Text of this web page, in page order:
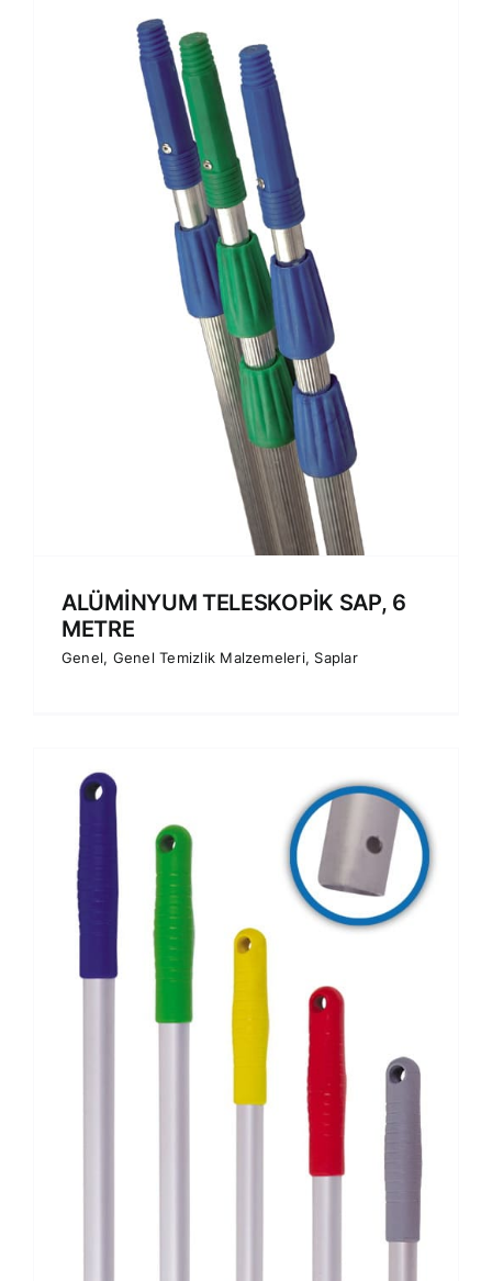
ALÜMİNYUM TELESKOPİK SAP, 6
METRE
Genel, Genel Temizlik Malzemeleri, Saplar